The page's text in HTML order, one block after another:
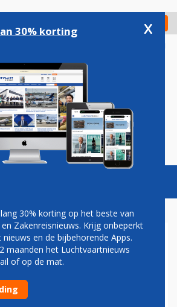
Check in
Podcasts Vacatures
KRIJGT WEER
EIGEN
30% korting x
30% korting op het beste van
Zakenreisnieuws. Krijg onbeperkt
en de bijbehorende Apps.
maanden het Luchtvaartnieuws
of op de mat.